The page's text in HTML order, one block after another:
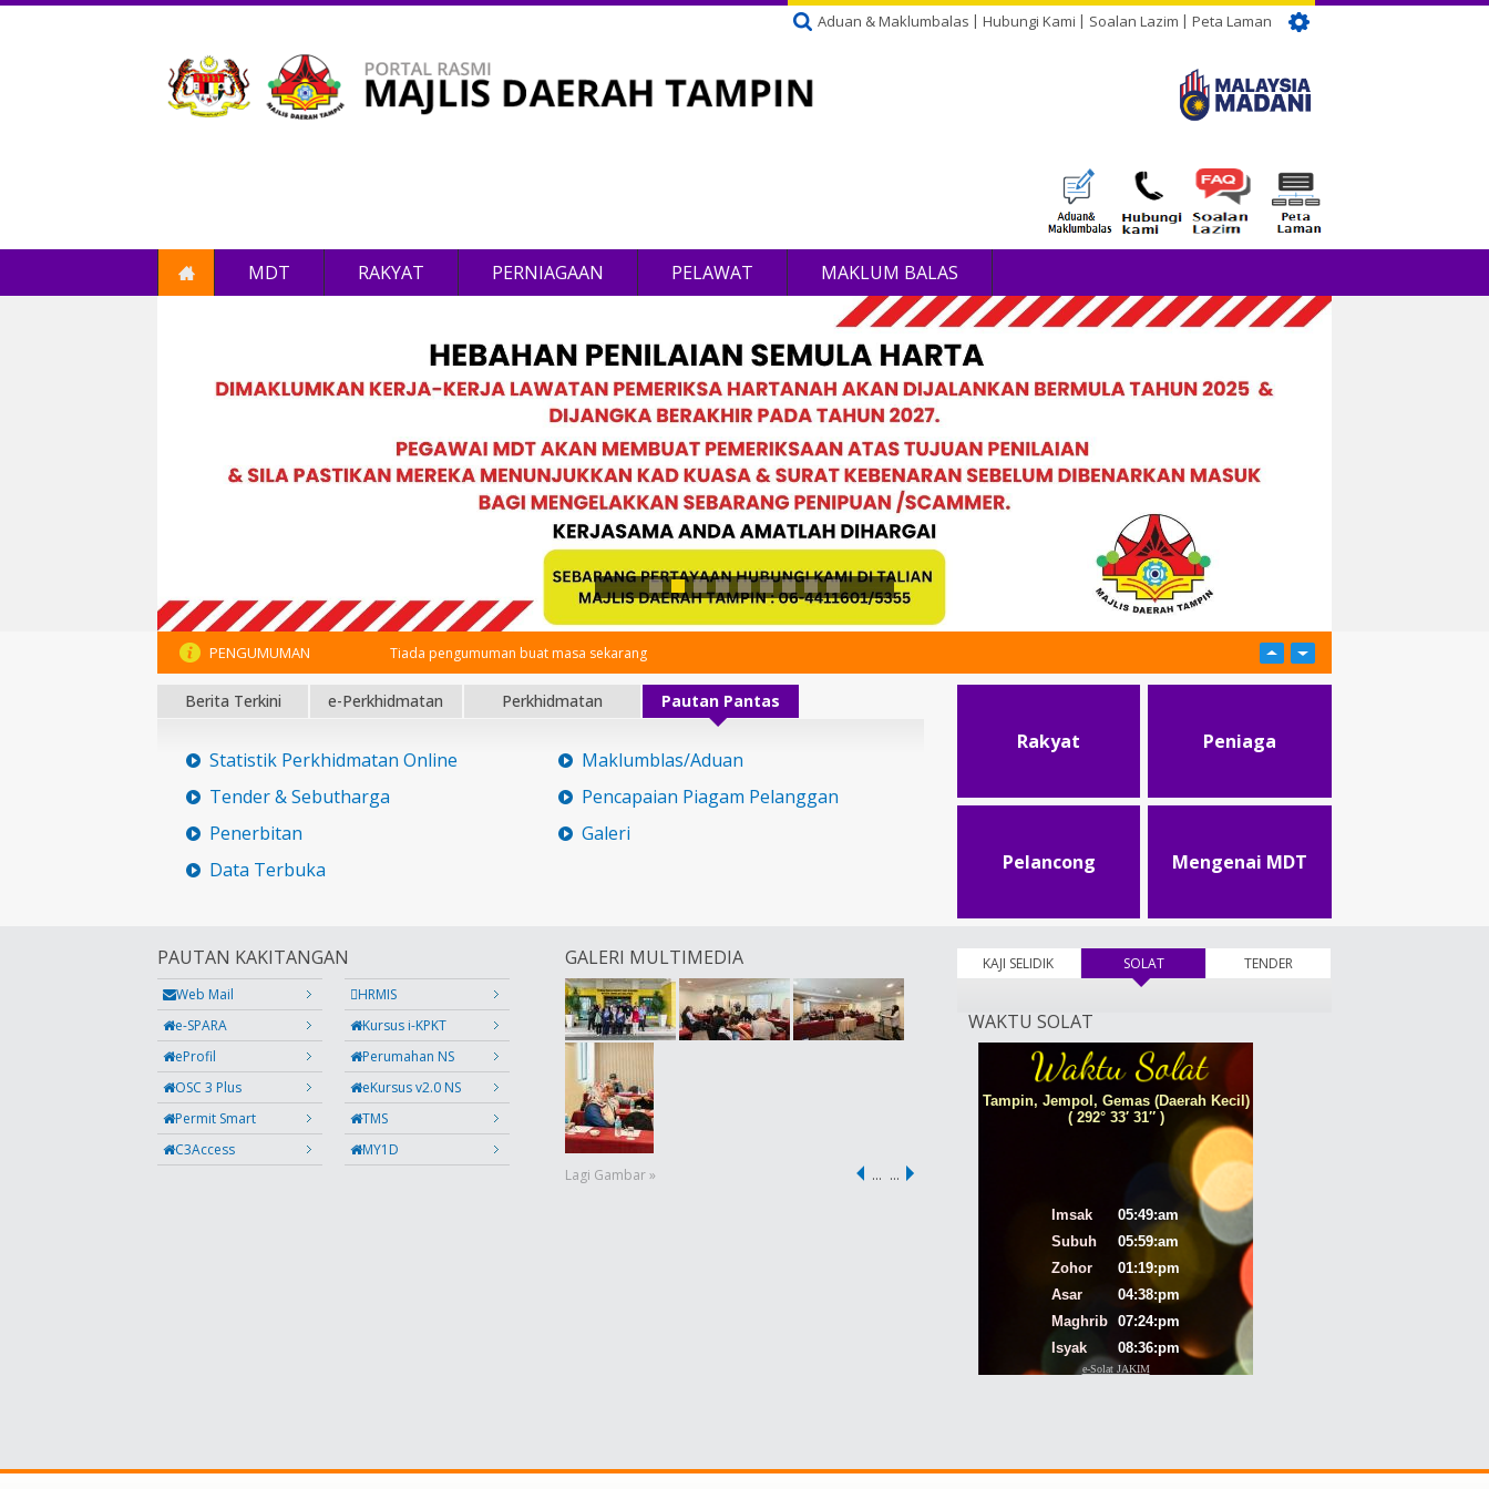
Aduan & Maklumbalas Hubungi Kami Soalan Lazim Peta Laman
MDT RAKYAT PERNIAGAAN PELAWAT MAKLUM BALAS
PENGUMUMAN Tiada pengumuman buat masa sekarang
Berita Terkini e-Perkhidmatan Perkhidmatan Pautan Pantas
Statistik Perkhidmatan Online
Tender & Sebutharga
Penerbitan
Data Terbuka
Maklumblas/Aduan
Pencapaian Piagam Pelanggan
Galeri
Rakyat Peniaga
Pelancong Mengenai MDT
PAUTAN KAKITANGAN
Web Mail
HRMIS
e-SPARA
Kursus i-KPKT
eProfil
Perumahan NS
OSC 3 Plus
eKursus v2.0 NS
Permit Smart
TMS
C3Access
MY1D
GALERI MULTIMEDIA
Lagi Gambar » … …
KAJI SELIDIK SOLAT(tab aktif) TENDER
WAKTU SOLAT